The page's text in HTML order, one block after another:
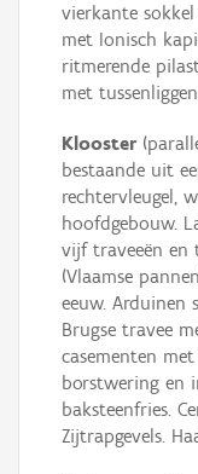
vierkante
met Ionisch
ritmerende
met
Klooster
bestaande uit
rechtervleugel,
hoofdgebouw.
vijf traveeën en
(Vlaamse
eeuw. Arduinen
Brugse travee
casementen
borstwering en
baksteenfries.
Zijtrapgevels.